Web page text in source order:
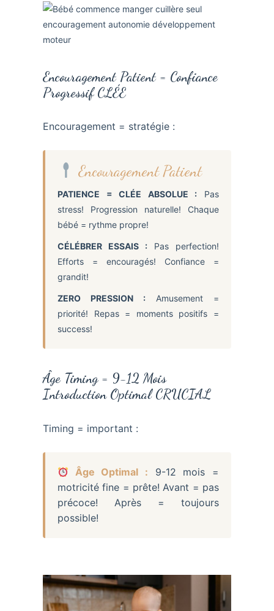
Encouragement Patient = Confiance
Progressif CLÉE
Encouragement = stratégie :
Encouragement Patient
PATIENCE = CLÉE ABSOLUE : Pas
stress! Progression naturelle! Chaque
bébé = rythme propre!
CÉLÉBRER ESSAIS : Pas perfection!
Efforts = encouragés! Confiance =
grandit!
ZERO PRESSION : Amusement =
priorité! Repas = moments positifs =
success!
Âge Timing = 9-12 Mois
Introduction Optimal CRUCIAL
Timing = important :
Âge Optimal : 9-12 mois =
motricité fine = prête! Avant = pas
précoce! Après = toujours
possible!